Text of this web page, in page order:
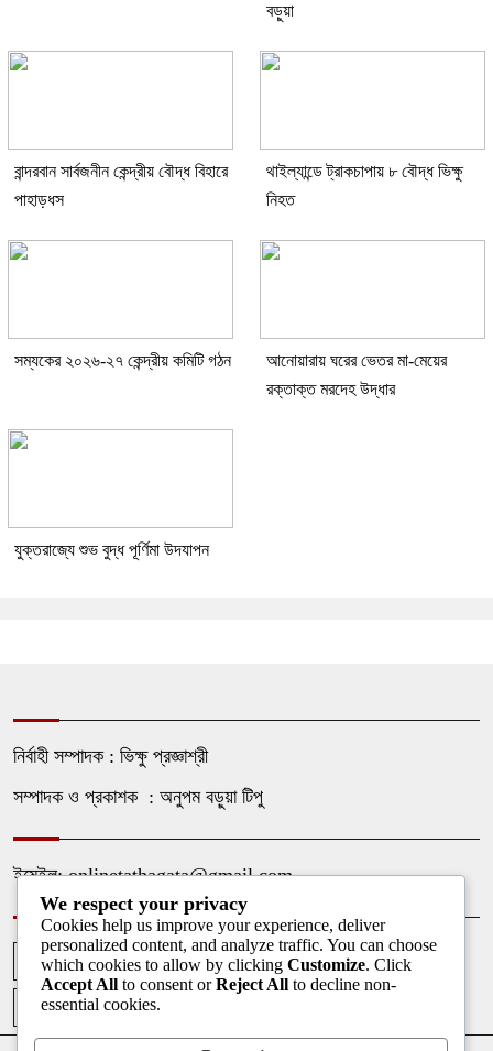
বড়ুয়া
বান্দরবান সার্বজনীন কেন্দ্রীয় বৌদ্ধ বিহারে
পাহাড়ধস
থাইল্যান্ডে ট্রাকচাপায় ৮ বৌদ্ধ ভিক্ষু
নিহত
সম্যকের ২০২৬-২৭ কেন্দ্রীয় কমিটি গঠন
আনোয়ারায় ঘরের ভেতর মা-মেয়ের
রক্তাক্ত মরদেহ উদ্ধার
যুক্তরাজ্যে শুভ বুদ্ধ পূর্ণিমা উদযাপন
নির্বাহী সম্পাদক : ভিক্ষু প্রজ্ঞাশ্রী
সম্পাদক ও প্রকাশক : অনুপম বড়ুয়া টিপু
ইমেইল: onlinetathagata@gmail.com
আপলোডকারী আমাদের কথা আমাদের পরিবার ফটোগ্যালারী
ভিডিও গ্যালারী
We respect your privacy
Cookies help us improve your experience, deliver
personalized content, and analyze traffic. You can choose
which cookies to allow by clicking Customize. Click
Accept All to consent orReject All to decline non-
essential cookies.